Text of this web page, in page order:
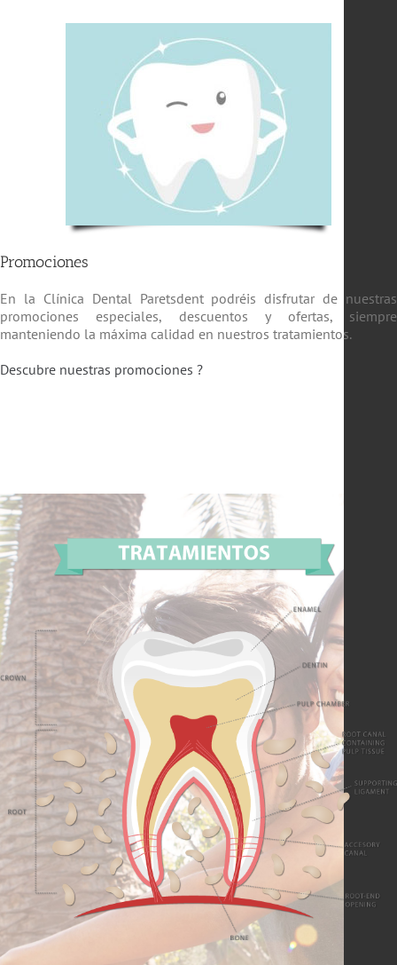
Promociones
En la Clínica Dental Paretsdent podréis disfrutar de nuestras
promociones especiales, descuentos y ofertas, siempre
manteniendo la máxima calidad en nuestros tratamientos.
Descubre nuestras promociones ?